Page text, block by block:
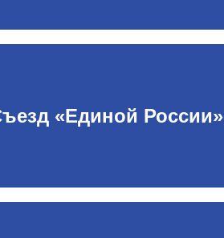
«Единой России»